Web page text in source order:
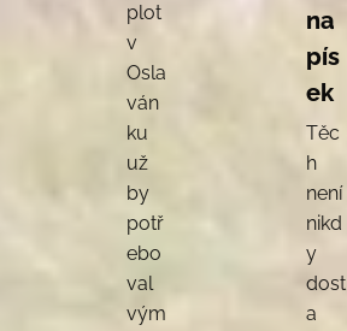
plot
v
Osla
ván
ku
už
by
potř
ebo
val
vým
na
pís
ek
Těc
h
není
nikd
y
dost
a